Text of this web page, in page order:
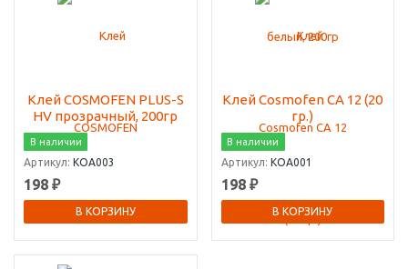
Клей COSMOFEN PLUS-S
HV прозрачный, 200гр
В наличии
Артикул: КОА003
198 ₽
В КОРЗИНУ
Клей Cosmofen CA 12 (20
гр.)
В наличии
Артикул: КОА001
198 ₽
В КОРЗИНУ